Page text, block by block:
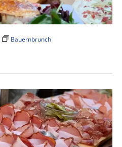
Bauernbrunch